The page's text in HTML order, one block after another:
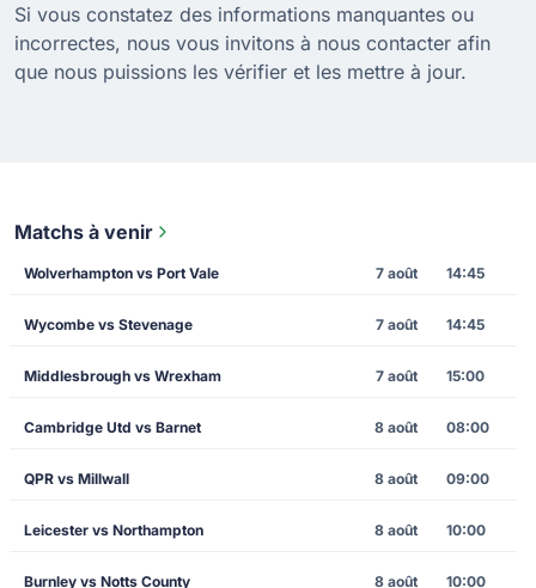
Si vous constatez des informations manquantes ou
incorrectes, nous vous invitons à nous contacter afin
que nous puissions les vérifier et les mettre à jour.
Matchs à venir
Wolverhampton vs Port Vale 7 août 14:45
Wycombe vs Stevenage 7 août 14:45
Middlesbrough vs Wrexham 7 août 15:00
Cambridge Utd vs Barnet 8 août 08:00
QPR vs Millwall 8 août 09:00
Leicester vs Northampton 8 août 10:00
Burnley vs Notts County 8 août 10:00